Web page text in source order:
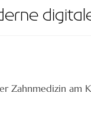
Zahnmedizin